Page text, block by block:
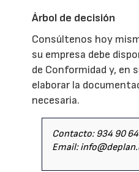
Árbol de decisión
Consúltenos hoy
su empresa debe
de Conformidad y, en
elaborar la
necesaria.
Contacto: 934 90
Email: